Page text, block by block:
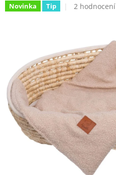
Novinka Tip
Průměrné
z
5
hvězdiček.
2 hodnocení